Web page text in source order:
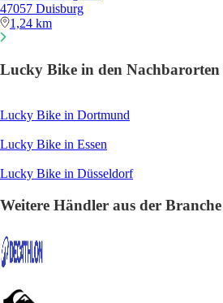
47057 Duisburg
1,24 km
Lucky Bike in den
Lucky Bike in Dortmund
Lucky Bike in Essen
Lucky Bike in Düsseldorf
Weitere Händler aus der